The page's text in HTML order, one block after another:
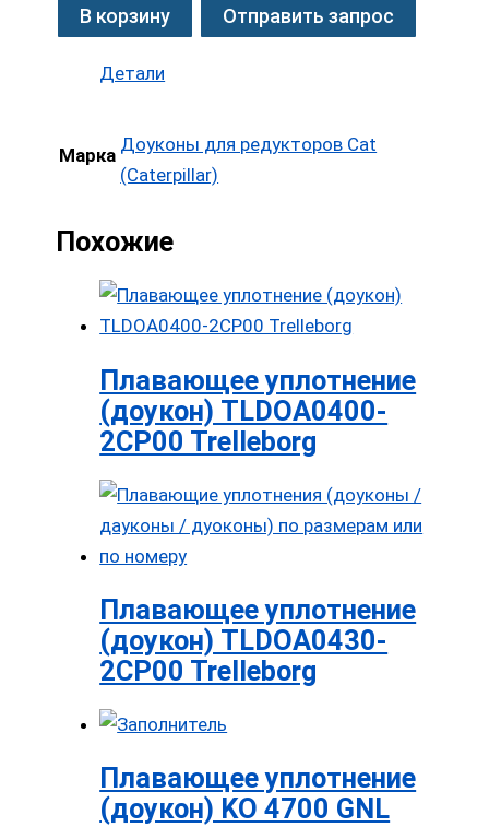
В корзину Отправить запрос
Детали
Марка Доуконы для редукторов Cat
(Caterpillar)
Похожие
Плавающее уплотнение
(доукон) TLDOA0400-
2CP00 Trelleborg
Плавающее уплотнение
(доукон) TLDOA0430-
2CP00 Trelleborg
Плавающее уплотнение
(доукон) KO 4700 GNL